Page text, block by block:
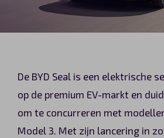
De BYD Seal is een elektrische
op de premium EV-markt en
om te concurreren met
Model 3. Met zijn lancering in
Elektrische auto’s
Wagenparkbeheer
Shortlease